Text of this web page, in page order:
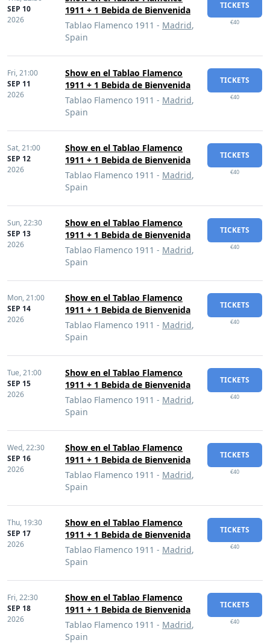
SEP 10
2026
1911 + 1 Bebida de Bienvenida
Tablao Flamenco 1911 - Madrid,
Spain
TICKETS
€40
Fri,21:00
SEP 11
2026
Show en el Tablao Flamenco
1911 + 1 Bebida de Bienvenida
Tablao Flamenco 1911 - Madrid,
Spain
TICKETS
€40
Sat,21:00
SEP 12
2026
Show en el Tablao Flamenco
1911 + 1 Bebida de Bienvenida
Tablao Flamenco 1911 - Madrid,
Spain
TICKETS
€40
Sun,22:30
SEP 13
2026
Show en el Tablao Flamenco
1911 + 1 Bebida de Bienvenida
Tablao Flamenco 1911 - Madrid,
Spain
TICKETS
€40
Mon,21:00
SEP 14
2026
Show en el Tablao Flamenco
1911 + 1 Bebida de Bienvenida
Tablao Flamenco 1911 - Madrid,
Spain
TICKETS
€40
Tue,21:00
SEP 15
2026
Show en el Tablao Flamenco
1911 + 1 Bebida de Bienvenida
Tablao Flamenco 1911 - Madrid,
Spain
TICKETS
€40
Wed,22:30
SEP 16
2026
Show en el Tablao Flamenco
1911 + 1 Bebida de Bienvenida
Tablao Flamenco 1911 - Madrid,
Spain
TICKETS
€40
Thu, 19:30
SEP 17
2026
Show en el Tablao Flamenco
1911 + 1 Bebida de Bienvenida
Tablao Flamenco 1911 - Madrid,
Spain
TICKETS
€40
Fri,22:30
SEP 18
2026
Show en el Tablao Flamenco
1911 + 1 Bebida de Bienvenida
Tablao Flamenco 1911 - Madrid,
Spain
TICKETS
€40